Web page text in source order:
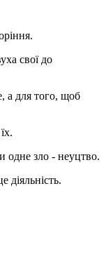
свої до
а для того, щоб
одне зло - неуцтво.